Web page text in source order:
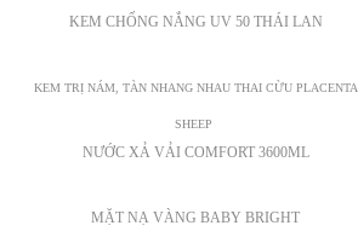
KEM CHỐNG NẮNG UV 50 THÁI LAN
KEM TRỊ NÁM, TÀN NHANG NHAU THAI CỪU PLACENTA
SHEEP
NƯỚC XẢ VẢI COMFORT 3600ML
MẶT NẠ VÀNG BABY BRIGHT